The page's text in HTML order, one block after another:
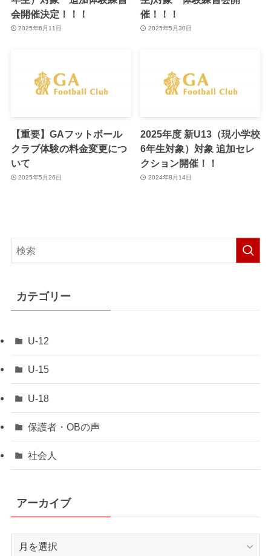
会開催決定！！！
2025年6月11日
催！！！
2025年5月30日
【重要】GAフットボール
クラブ体験の料金変更につ
いて
2025年5月26日
2025年度 新U13（現小学校
6年生対象）対象 追加セレ
クション開催！！
2024年8月14日
カテゴリー
U-12
U-15
U-18
保護者・OBの声
社会人
アーカイブ